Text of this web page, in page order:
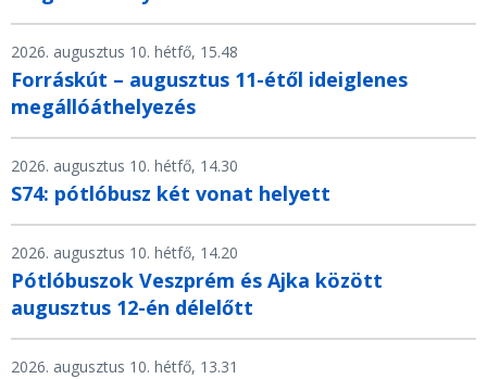
2026. augusztus 10. hétfő, 15.48
Forráskút – augusztus 11-étől ideiglenes
megállóáthelyezés
2026. augusztus 10. hétfő, 14.30
S74: pótlóbusz két vonat helyett
2026. augusztus 10. hétfő, 14.20
Pótlóbuszok Veszprém és Ajka között
augusztus 12-én délelőtt
2026. augusztus 10. hétfő, 13.31